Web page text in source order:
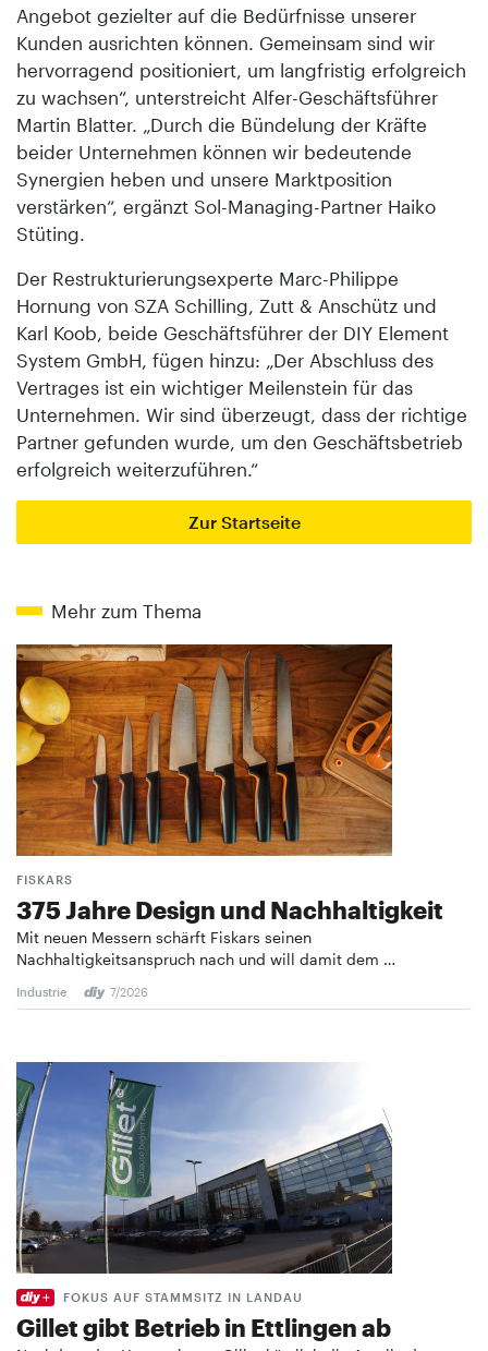
Angebot gezielter auf die Bedürfnisse unserer
Kunden ausrichten können. Gemeinsam sind wir
hervorragend positioniert, um langfristig erfolgreich
zu wachsen“, unterstreicht Alfer-Geschäftsführer
Martin Blatter. „Durch die Bündelung der Kräfte
beider Unternehmen können wir bedeutende
Synergien heben und unsere Marktposition
verstärken“, ergänzt Sol-Managing-Partner Haiko
Stüting.
Der Restrukturierungsexperte Marc-­Philippe
Hornung von SZA Schilling, Zutt & Anschütz und
Karl Koob, beide Geschäftsführer der DIY Element
System GmbH, fügen hinzu: „Der Abschluss des
Vertrages ist ein wichtiger Meilenstein für das
Unternehmen. Wir sind überzeugt, dass der richtige
Partner gefunden wurde, um den Geschäftsbetrieb
erfolgreich weiterzuführen.“
Zur Startseite
Mehr zum Thema
FISKARS
375 Jahre Design und ­Nachhaltigkeit
Mit neuen Messern schärft Fiskars seinen
Nachhaltigkeitsanspruch nach und will damit dem …
Industrie 7/2026
FOKUS AUF STAMMSITZ IN LANDAU
Gillet gibt Betrieb in Ettlingen ab